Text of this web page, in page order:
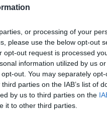
or processing of your
please use the below opt-out
opt-out request is processed
information utilized by us
out. You may separately
parties on the IAB’s list of
by us to third parties on the
it to other third parties.
w Polsce
i historią
kwestie
izraelskie media.